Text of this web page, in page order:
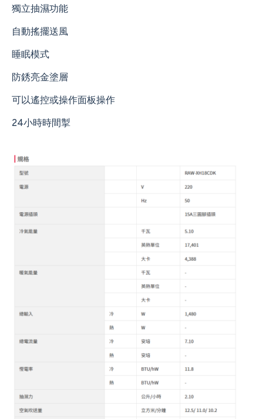
獨立抽濕功能
自動搖擺送風
睡眠模式
防銹亮金塗層
可以遙控或操作面板操作
24小時時間掣